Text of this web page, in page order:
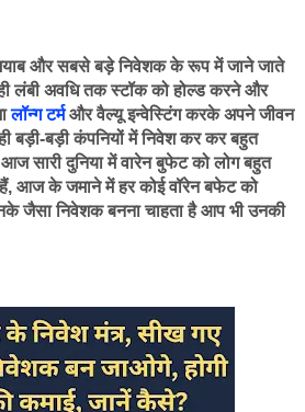
और सबसे बड़े निवेशक के रूप में जाने जाते
हैं जिनका इन्वेस्टमेंट स्टाइल ही लंबी अवधि तक स्टॉक को होल्ड करने और
लॉन्ग टर्म और वैल्यू इन्वेस्टिंग करके अपने जीवन
बड़ी-बड़ी कंपनियों में निवेश कर कर बहुत
सारी दुनिया में वारेन बुफेट को लोग बहुत
आज के जमाने में हर कोई वॉरेन बफेट को
फॉलो करना चाहता है और उनके जैसा निवेशक बनना चाहता है आप भी उनकी